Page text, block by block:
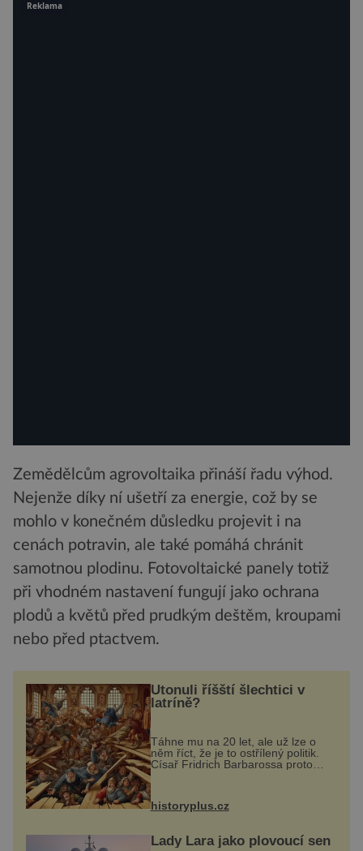
Zemědělcům agrovoltaika přináší řadu výhod.
Nejenže díky ní ušetří za energie, což by se
mohlo v konečném důsledku projevit i na
cenách potravin, ale také pomáhá chránit
samotnou plodinu. Fotovoltaické panely totiž
při vhodném nastavení fungují jako ochrana
plodů a květů před prudkým deštěm, kroupami
nebo před ptactvem.
Utonuli říšští šlechtici v
latríně?
Táhne mu na 20 let, ale už lze o
něm říct, že je to ostřílený politik.
Císař Fridrich Barbarossa proto
posílá svého syna a dědice
Jindřicha VI. do Erfurtu, aby se stal
prostředníkem při řešení sporu m...
historyplus.cz
Lady Lara jako plovoucí sen
Reklama